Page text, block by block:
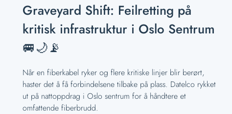
Graveyard Shift: Feilretting på
kritisk infrastruktur i Oslo Sentrum
🚐🌙📡
Når en fiberkabel ryker og flere kritiske linjer blir berørt,
haster det å få forbindelsene tilbake på plass. Datelco rykket
ut på nattoppdrag i Oslo sentrum for å håndtere et
omfattende fiberbrudd.